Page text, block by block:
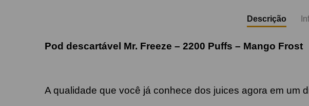
Descrição
Pod descartável Mr. Freeze – 2200 Puffs – Mango Frost
A qualidade que você já conhece dos juices agora em um